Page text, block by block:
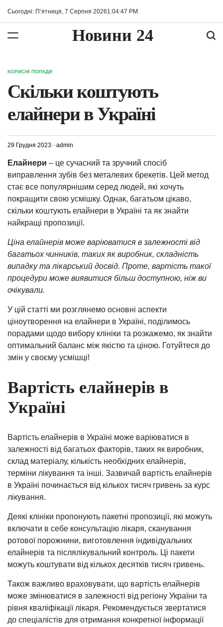
Сьогодні: П’ятниця, 7 Серпня 20261 :04:47 PM
Новини 24
ОПУБЛІКУВАТИ
КОРИСНІ ПОРАДИ
Скільки коштують
елайнери в Україні
29 Грудня 2023 admin
Елайнери – це сучасний та зручний спосіб
виправлення зубів без металевих брекетів. Цей метод
стає все популярнішим серед людей, які хочуть
покращити свою усмішку. Однак, багатьом цікаво,
скільки коштують елайнери в Україні та як знайти
найкращі пропозиції.
Ціна елайнерів може варіюватися в залежності від
багатьох чинників, таких як виробник, складність
випадку та лікарський досвід. Проте, вартість такої
процедури може виявитися більш доступною, ніж ви
очікували.
У цій статті ми розглянемо основні аспекти
ціноутворення на елайнери в Україні, поділимось
порадами щодо вибору клініки та розкажемо, як знайти
оптимальний баланс між якістю та ціною. Готуйтеся до
змін у своєму усмішці!
Вартість елайнерів в
Україні
Вартість елайнерів в Україні може варіюватися в
залежності від багатьох факторів, таких як виробник,
склад матеріалу, кількість необхідних елайнерів,
терміни лікування та інші. Зазвичай вартість елайнерів
в Україні починається від кількох тисяч гривень за курс
лікування.
Деякі клініки пропонують пакетні пропозиції, які можуть
включати в себе консультацію лікаря, сканування
ротової порожнини, виготовлення індивідуальних
елайнерів та післялікувальний контроль. Ці пакети
можуть коштувати від кількох десятків тисяч гривень.
Також важливо враховувати, що вартість елайнерів
може змінюватися в залежності від регіону України та
рівня кваліфікації лікаря. Рекомендується звертатися
до спеціалістів для отримання конкретної інформації